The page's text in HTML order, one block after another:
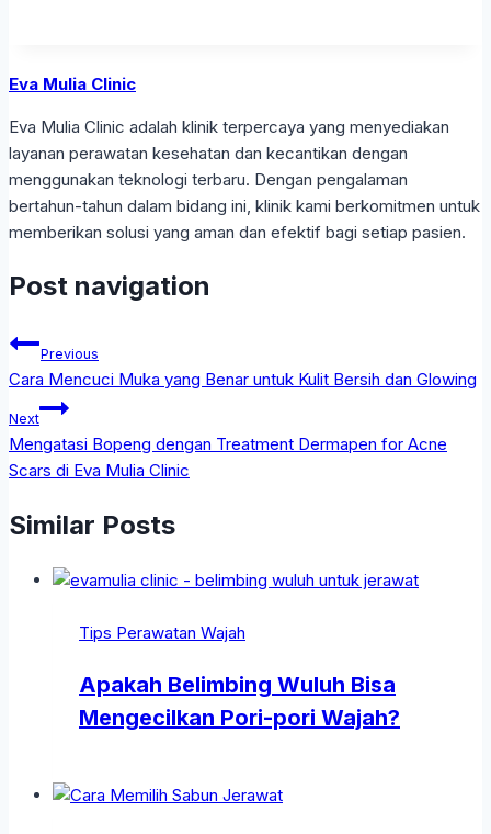
Eva Mulia Clinic
Eva Mulia Clinic adalah klinik terpercaya yang menyediakan
layanan perawatan kesehatan dan kecantikan dengan
menggunakan teknologi terbaru. Dengan pengalaman
bertahun-tahun dalam bidang ini, klinik kami berkomitmen untuk
memberikan solusi yang aman dan efektif bagi setiap pasien.
Post navigation
Previous
Cara Mencuci Muka yang Benar untuk Kulit Bersih dan Glowing
Next
Mengatasi Bopeng dengan Treatment Dermapen for Acne
Scars di Eva Mulia Clinic
Similar Posts
Tips Perawatan Wajah
Apakah Belimbing Wuluh Bisa
Mengecilkan Pori-pori Wajah?